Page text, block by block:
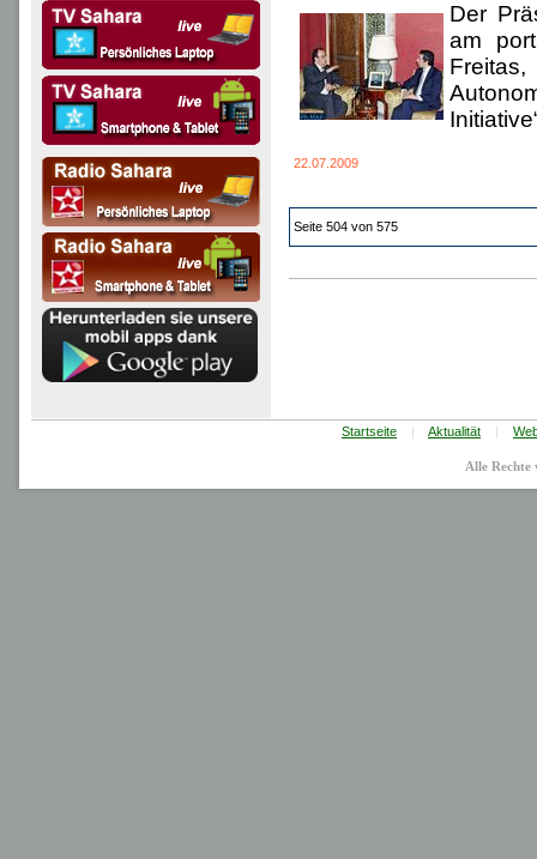
Der
am
22.07.2009
Seite 504 von 575
Startseite | Aktualität |
Alle Rechte